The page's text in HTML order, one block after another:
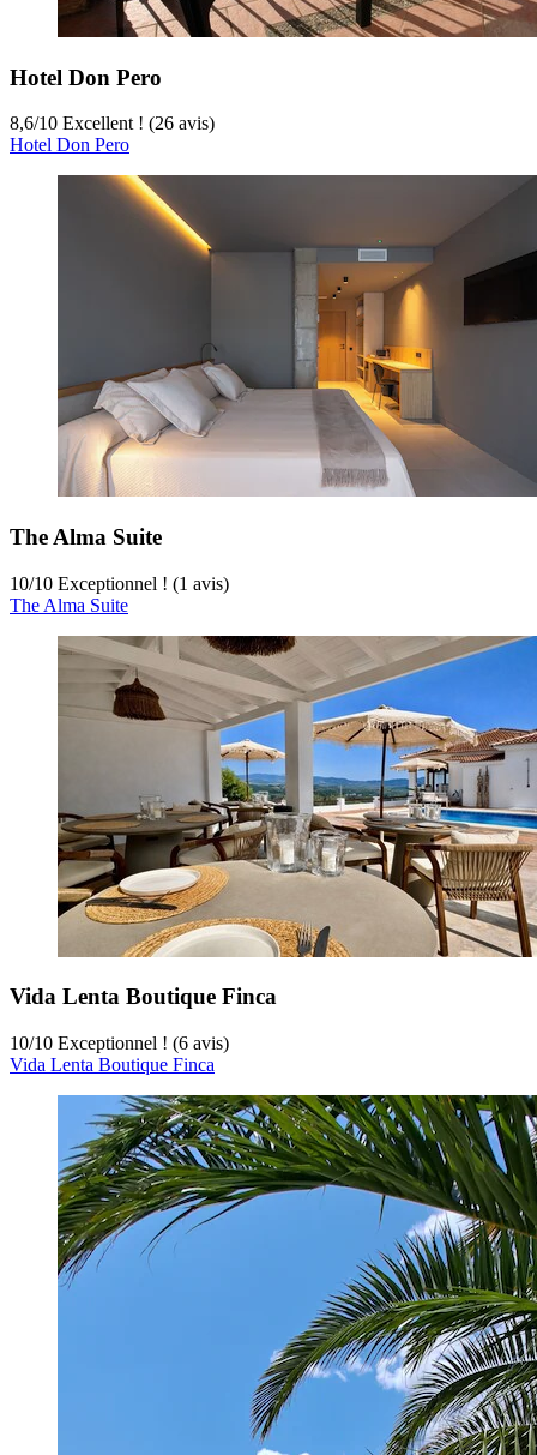
Hotel Don Pero
8,6/10 Excellent ! (26 avis)
Hotel Don Pero
The Alma Suite
10/10 Exceptionnel ! (1 avis)
The Alma Suite
Vida Lenta Boutique Finca
10/10 Exceptionnel ! (6 avis)
Vida Lenta Boutique Finca